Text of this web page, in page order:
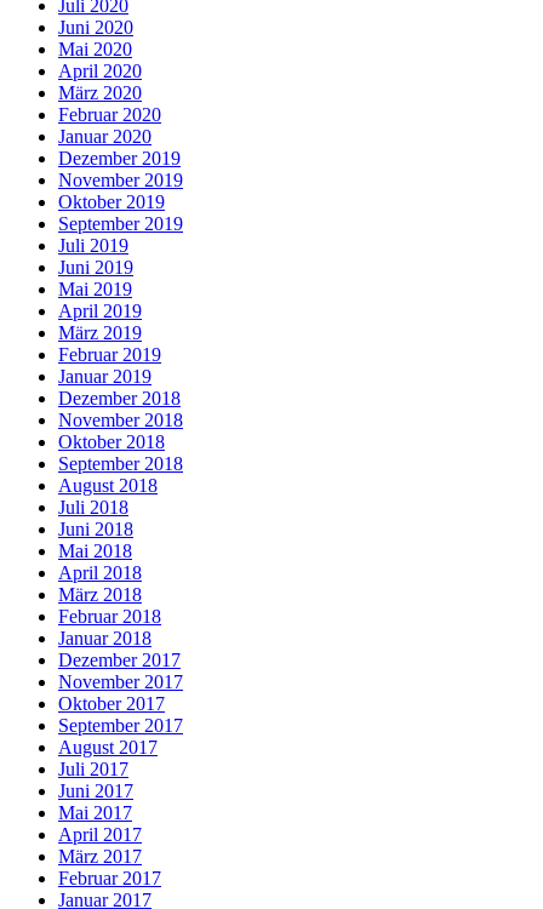
Juli 2020
Juni 2020
Mai 2020
April 2020
März 2020
Februar 2020
Januar 2020
Dezember 2019
November 2019
Oktober 2019
September 2019
Juli 2019
Juni 2019
Mai 2019
April 2019
März 2019
Februar 2019
Januar 2019
Dezember 2018
November 2018
Oktober 2018
September 2018
August 2018
Juli 2018
Juni 2018
Mai 2018
April 2018
März 2018
Februar 2018
Januar 2018
Dezember 2017
November 2017
Oktober 2017
September 2017
August 2017
Juli 2017
Juni 2017
Mai 2017
April 2017
März 2017
Februar 2017
Januar 2017